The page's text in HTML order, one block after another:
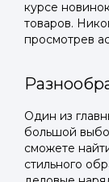
курсе
товаров.
просмотрев
Один из
большой
сможете
стильного